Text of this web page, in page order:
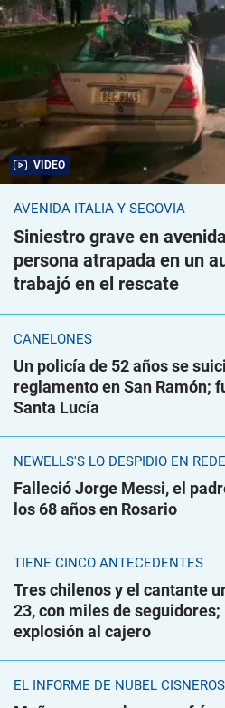
VIDEO
AVENIDA ITALIA Y SEGOVIA
Siniestro grave en
persona atrapada en un
trabajó en el rescate
CANELONES
Un policía de 52 años se
reglamento en San Ramón;
Santa Lucía
NEWELLS'S LO DESPIDIÓ EN
Falleció Jorge Messi, el
los 68 años en Rosario
TIENE CINCO ANTECEDENTES
Tres chilenos y el cantante
23, con miles de
explosión al cajero
EL INFORME DE NUBEL CISNEROS